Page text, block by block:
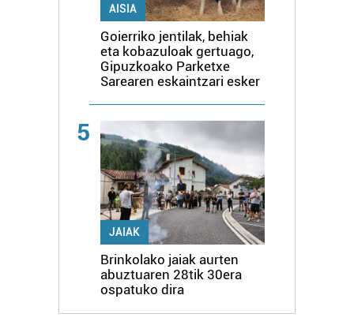
AISIA
Goierriko jentilak, behiak
eta kobazuloak gertuago,
Gipuzkoako Parketxe
Sarearen eskaintzari esker
5
JAIAK
Brinkolako jaiak aurten
abuztuaren 28tik 30era
ospatuko dira